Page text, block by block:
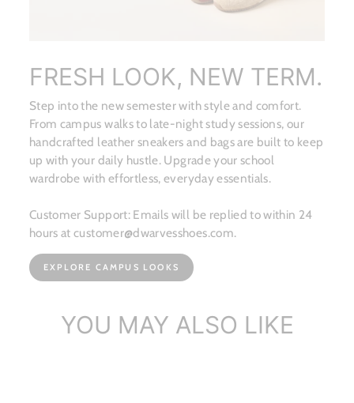
FRESH LOOK, NEW TERM.
Step into the new semester with style and comfort.
From campus walks to late-night study sessions, our
handcrafted leather sneakers and bags are built to keep
up with your daily hustle. Upgrade your school
wardrobe with effortless, everyday essentials.
Customer Support: Emails will be replied to within 24
hours at customer@dwarvesshoes.com.
EXPLORE CAMPUS LOOKS
YOU MAY ALSO LIKE